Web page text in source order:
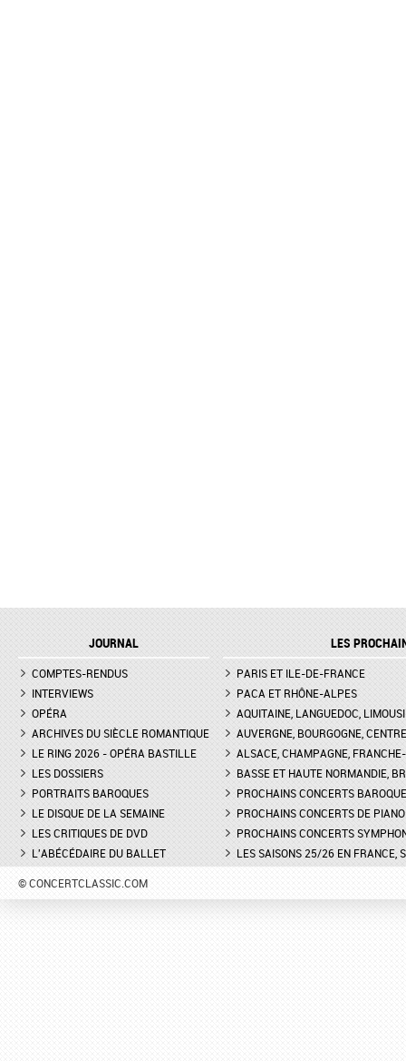
JOURNAL
COMPTES-RENDUS
INTERVIEWS
OPÉRA
ARCHIVES DU SIÈCLE ROMANTIQUE
LE RING 2026 - OPÉRA BASTILLE
LES DOSSIERS
PORTRAITS BAROQUES
LE DISQUE DE LA SEMAINE
LES CRITIQUES DE DVD
L'ABÉCÉDAIRE DU BALLET
LES
PARIS ET ILE-DE-FRANCE
PACA ET RHÔNE-ALPES
AQUITAINE, LANGUEDOC,
AUVERGNE, BOURGOGNE, CENTRE
ALSACE, CHAMPAGNE,
BASSE ET HAUTE NORMANDIE,
PROCHAINS CONCERTS
PROCHAINS CONCERTS DE PIANO
PROCHAINS CONCERTS
LES SAISONS 25/26 EN FRANCE,
© CONCERTCLASSIC.COM